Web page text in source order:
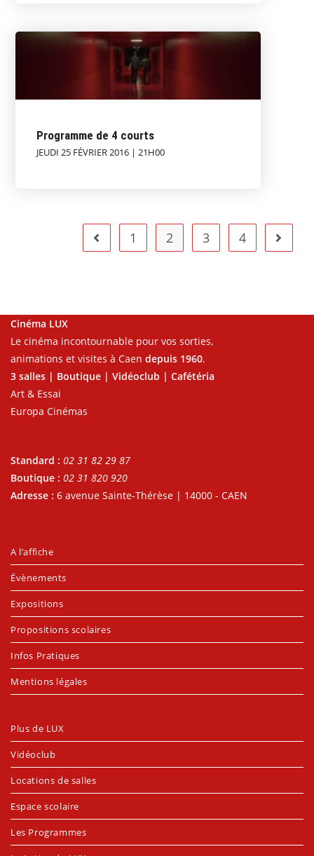
Programme de 4 courts
JEUDI 25 FÉVRIER 2016 | 21H00
1 2 3 4
Cinéma LUX
Le cinéma incontournable pour vos sorties,
animations et visites à Caen depuis 1960.
3 salles | Boutique | Vidéoclub | Cafétéria
Art & Essai
Europa Cinémas
Standard : 02 31 82 29 87
Boutique : 02 31 820 920
Adresse : 6 avenue Sainte-Thérèse | 14000 - CAEN
A l’affiche
Évènements
Expositions
Propositions scolaires
Infos Pratiques
Mentions légales
Plus de LUX
Vidéoclub
Locations de salles
Espace scolaire
Les Programmes